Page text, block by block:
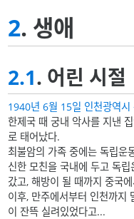
2. 생애
2.1. 어린 시절
1940년 6월 15일 인천광역시
한제국 때 궁내 악사를 지낸
로 태어났다.
최불암의 가족 중에는 독립운
신한 모친을 국내에 두고 독
갔고, 해방이 될 때까지 중국
이후, 만주에서부터 인천까지
이 잔뜩 실려있었다고...